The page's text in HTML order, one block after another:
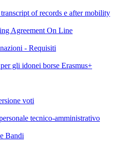
of records e after mobility
Agreement On Line
- Requisiti
gli idonei borse Erasmus+
voti
tecnico-amministrativo
Bandi